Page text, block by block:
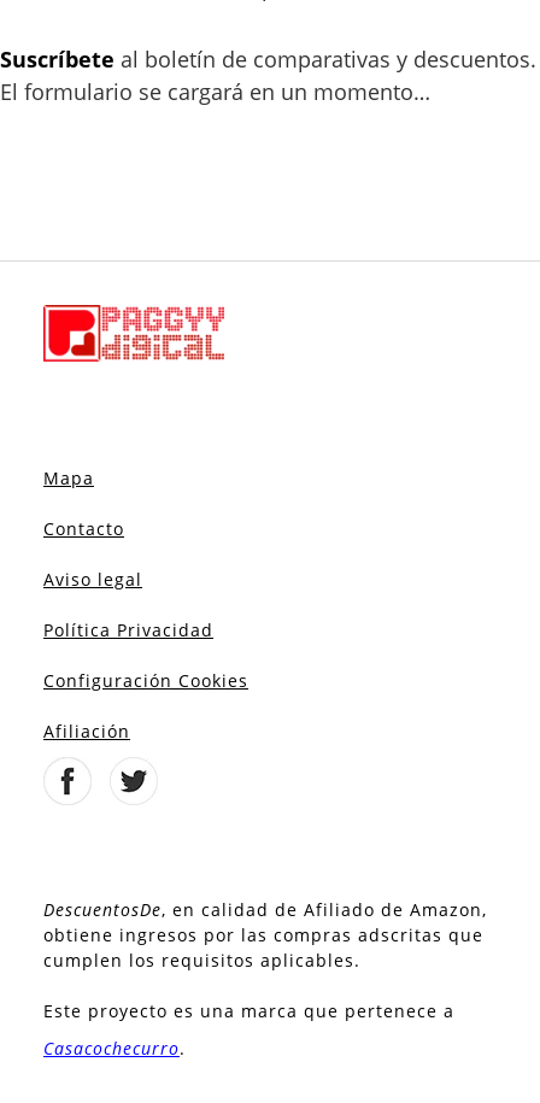
Suscríbete al boletín de comparativas y descuentos.
El formulario se cargará en un momento…
Mapa
Contacto
Aviso legal
Política Privacidad
Configuración Cookies
Afiliación
DescuentosDe, en calidad de Afiliado de Amazon,
obtiene ingresos por las compras adscritas que
cumplen los requisitos aplicables.
Este proyecto es una marca que pertenece a
Casacochecurro.